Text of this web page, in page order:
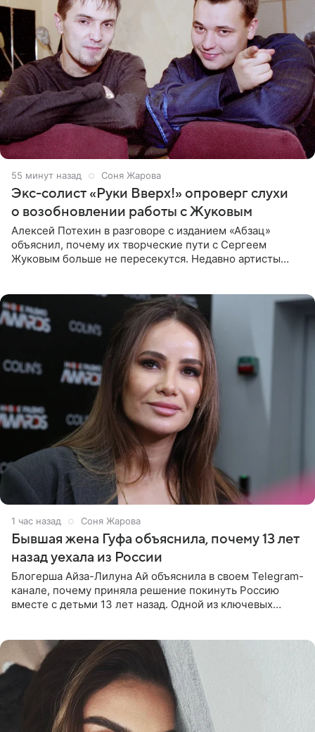
55 минут назад Соня Жарова
Экс-солист «Руки Вверх!» опроверг слухи
о возобновлении работы с Жуковым
Алексей Потехин в разговоре с изданием «Абзац»
объяснил, почему их творческие пути с Сергеем
Жуковым больше не пересекутся. Недавно артисты
1 час назад Соня Жарова
Бывшая жена Гуфа объяснила, почему 13 лет
назад уехала из России
Блогерша Айза-Лилуна Ай объяснила в своем Telegram-
канале, почему приняла решение покинуть Россию
вместе с детьми 13 лет назад. Одной из ключевых